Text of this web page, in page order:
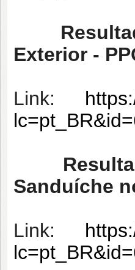
Exterior -
Link:
Resultado
Sanduíche
Link: